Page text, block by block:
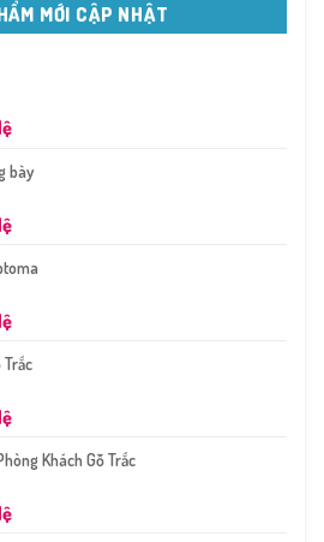
MỚI CẬP NHẬT
bày
Trắc
Khách Gỗ Trắc